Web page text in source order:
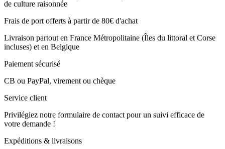
de culture raisonnée
Frais de port offerts à partir de 80€ d'achat
Livraison partout en France Métropolitaine (Îles du littoral et Corse
incluses) et en Belgique
Paiement sécurisé
CB ou PayPal, virement ou chèque
Service client
Privilégiez notre formulaire de contact pour un suivi efficace de
votre demande !
Expéditions & livraisons